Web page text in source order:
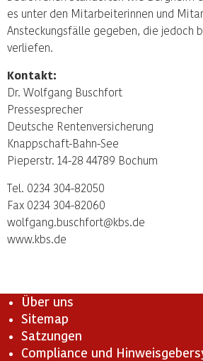
es unter den Mitarbeiterinnen und
Ansteckungsfälle gegeben, die jedoch
verliefen.
Kontakt:
Dr. Wolfgang Buschfort
Pressesprecher
Deutsche Rentenversicherung
Knappschaft-Bahn-See
Pieperstr. 14-28 44789 Bochum
Tel. 0234 304-82050
Fax 0234 304-82060
wolfgang.buschfort@kbs.de
www.kbs.de
Über uns
Sitemap
Satzungen
Compliance und